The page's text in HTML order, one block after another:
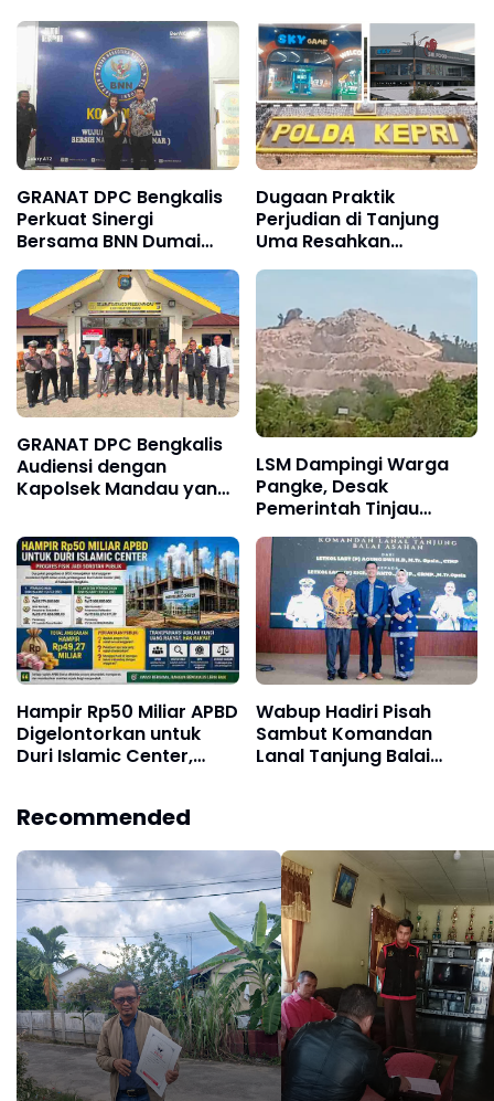
GRANAT DPC Bengkalis
Perkuat Sinergi
Bersama BNN Dumai
dalam Upaya
Pencegahan Narkotika
Dugaan Praktik
Perjudian di Tanjung
Uma Resahkan
Masyarakat dan Tokoh
GRANAT DPC Bengkalis
Audiensi dengan
Kapolsek Mandau yang
Perang Melawan
Narkotika
LSM Dampingi Warga
Pangke, Desak
Pemerintah Tinjau
Granitama dan PT Bukit
Alam Persada
Hampir Rp50 Miliar APBD
Digelontorkan untuk
Duri Islamic Center,
Wabup Hadiri Pisah
Sambut Komandan
Lanal Tanjung Balai
Recommended